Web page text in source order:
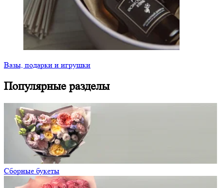
Вазы, подарки и игрушки
Популярные разделы
Сборные букеты